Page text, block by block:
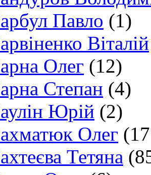
Павло (1)
Віталій
Олег (12)
Степан (4)
Юрій (2)
Олег
Тетяна